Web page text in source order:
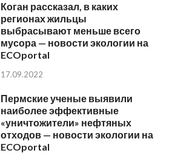
Коган рассказал, в каких
регионах жильцы
выбрасывают меньше всего
мусора — новости экологии на
ECOportal
17.09.2022
Пермские ученые выявили
наиболее эффективные
«уничтожители» нефтяных
отходов — новости экологии на
ECOportal